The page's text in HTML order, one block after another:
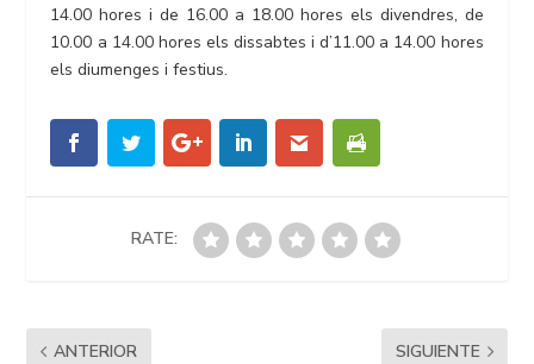
14.00 hores i de 16.00 a 18.00 hores els divendres, de
10.00 a 14.00 hores els dissabtes i d’11.00 a 14.00 hores
els diumenges i festius.
RATE:
ANTERIOR SIGUIENTE